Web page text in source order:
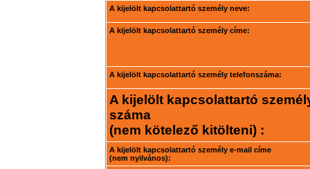
A kijelölt kapcsolattartó személy neve:
A kijelölt kapcsolattartó személy címe:
A kijelölt kapcsolattartó személy telefonszáma:
A kijelölt kapcsolattartó
száma
(nem kötelező kitölteni) :
A kijelölt kapcsolattartó személy e-mail címe
(nem nyilvános):